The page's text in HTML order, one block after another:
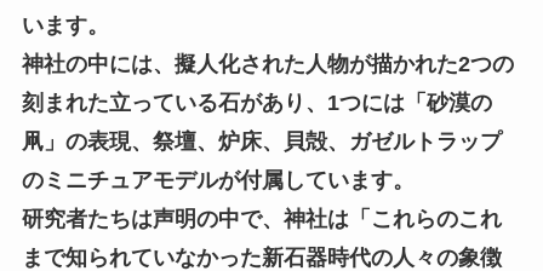
います。
神社の中には、擬人化された人物が描かれた2つの
刻まれた立っている石があり、1つには「砂漠の
凧」の表現、祭壇、炉床、貝殻、ガゼルトラップ
のミニチュアモデルが付属しています。
研究者たちは声明の中で、神社は「これらのこれ
まで知られていなかった新石器時代の人々の象徴